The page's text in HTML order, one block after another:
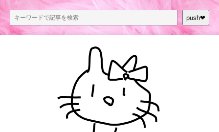
push❤︎